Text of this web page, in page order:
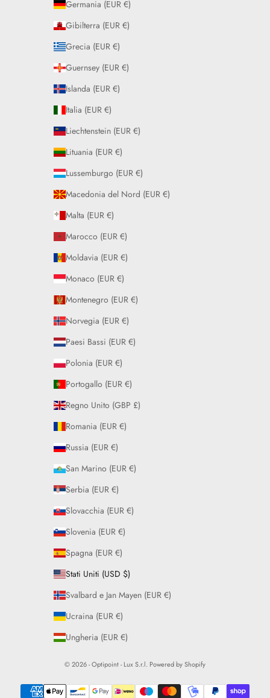
Germania (EUR €)
Gibilterra (EUR €)
Grecia (EUR €)
Guernsey (EUR €)
Islanda (EUR €)
Italia (EUR €)
Liechtenstein (EUR €)
Lituania (EUR €)
Lussemburgo (EUR €)
Macedonia del Nord (EUR €)
Malta (EUR €)
Marocco (EUR €)
Moldavia (EUR €)
Monaco (EUR €)
Montenegro (EUR €)
Norvegia (EUR €)
Paesi Bassi (EUR €)
Polonia (EUR €)
Portogallo (EUR €)
Regno Unito (GBP £)
Romania (EUR €)
Russia (EUR €)
San Marino (EUR €)
Serbia (EUR €)
Slovacchia (EUR €)
Slovenia (EUR €)
Spagna (EUR €)
Stati Uniti (USD $)
Svalbard e Jan Mayen (EUR €)
Ucraina (EUR €)
Ungheria (EUR €)
© 2026 - Optipoint - Lux S.r.l. Powered by Shopify